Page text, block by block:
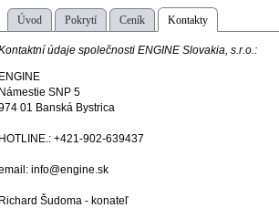
Úvod Pokrytí Ceník Kontakty
údaje společnosti ENGINE Slovakia, s.r.o.:
ENGINE
Námestie SNP 5
01 Banská Bystrica
HOTLINE.: +421-902-639437
info@engine.sk
Richard Šudoma - konateľ